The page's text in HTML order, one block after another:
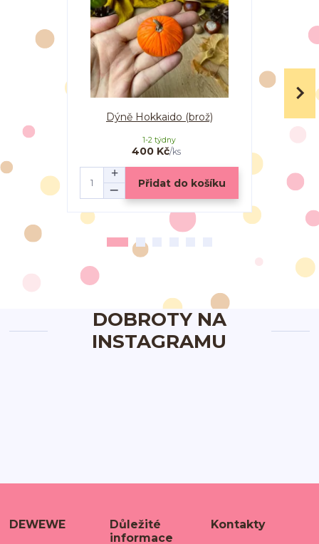
Dýně Hokkaido (brož)
400 Kč/ks
1-2 týdny
Přidat do košíku
DOBROTY NA
INSTAGRAMU
DEWEWE
Důležité
informace
Kontakty